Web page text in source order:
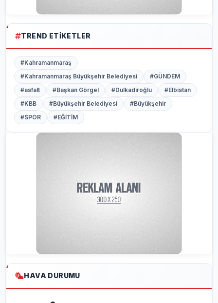
TREND ETIKETLER
#Kahramanmaraş
#Kahramanmaraş Büyükşehir Belediyesi
#GÜNDEM
#asfalt
#Başkan Görgel #Dulkadiroğlu
#Elbistan
#KBB
#Büyükşehir Belediyesi
#Büyükşehir
#SPOR
#EĞİTİM
HAVA DURUMU